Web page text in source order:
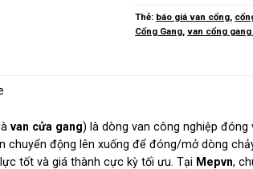
Thẻ: báo giá van cổng,
Cổng Gang,van cổng
van cửa gang) là dòng van công nghiệp đóng
chuyển động lên xuống để đóng/mở dòng
tốt và giá thành cực kỳ tối ưu. Tại Mepvn,